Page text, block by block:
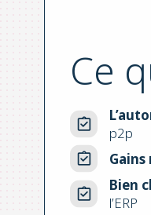
Ce
p2p
Gains
Bien
l’ERP